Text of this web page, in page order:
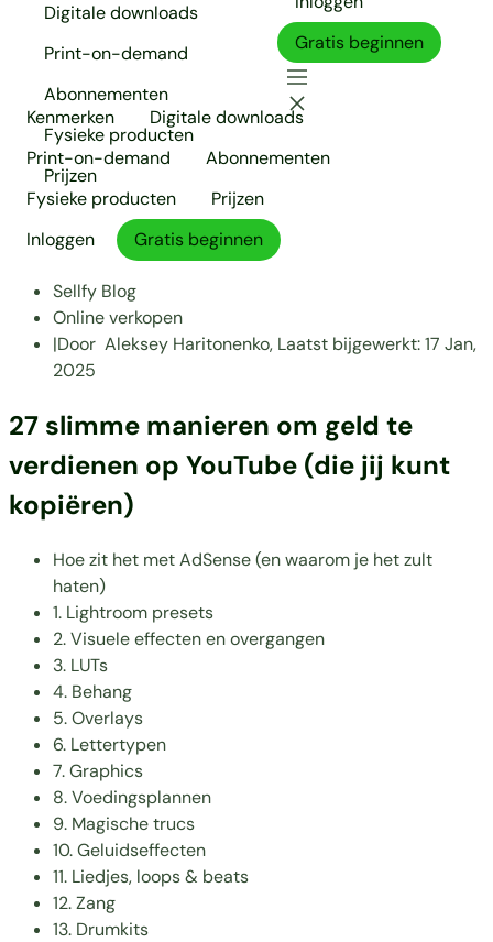
Digitale downloads
Print-on-demand
Abonnementen
Fysieke producten
Prijzen
Gratis beginnen
Kenmerken
Digitale downloads
Print-on-demand
Abonnementen
Fysieke producten
Prijzen
Inloggen
Gratis beginnen
Sellfy Blog
Online verkopen
|Door Aleksey Haritonenko, Laatst bijgewerkt:17 Jan,
2025
27 slimme manieren om geld te
verdienen op YouTube (die jij kunt
kopiëren)
Hoe zit het met AdSense (en waarom je het zult
haten)
1. Lightroom presets
2. Visuele effecten en overgangen
3. LUTs
4. Behang
5. Overlays
6. Lettertypen
7. Graphics
8. Voedingsplannen
9. Magische trucs
10. Geluidseffecten
11. Liedjes, loops & beats
12. Zang
13. Drumkits